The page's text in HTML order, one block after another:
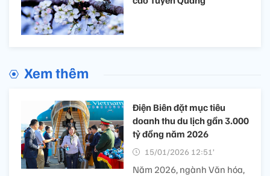
Xem thêm
Điện Biên đặt mục tiêu
doanh thu du lịch gần 3.000
tỷ đồng năm 2026
15/01/2026 12:51’
Năm 2026, ngành Văn hóa,